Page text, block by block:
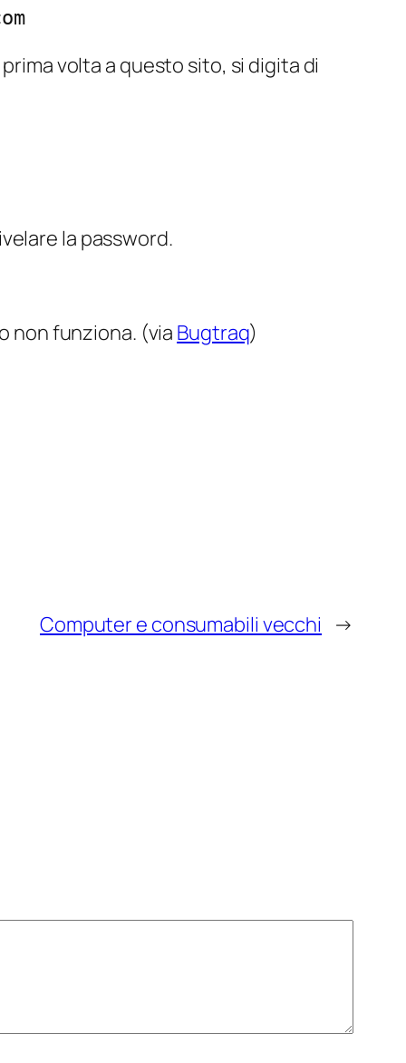
volta a questo sito, si digita di
la password.
non funziona. (via Bugtraq)
Computer e consumabili vecchi →